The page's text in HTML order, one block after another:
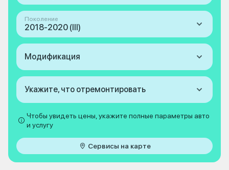
Поколение
2018-2020 (III)
Модификация
Укажите, что отремонтировать
Чтобы увидеть цены, укажите полные параметры авто
и услугу
Сервисы на карте